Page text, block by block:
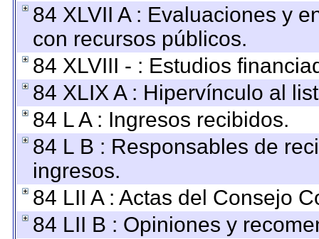
84 XLVII A : Evaluaciones y
con recursos públicos.
84 XLVIII - : Estudios
84 XLIX A : Hipervínculo al
84 L A : Ingresos recibidos.
84 L B : Responsables de
ingresos.
84 LII A : Actas del Consejo
84 LII B : Opiniones y